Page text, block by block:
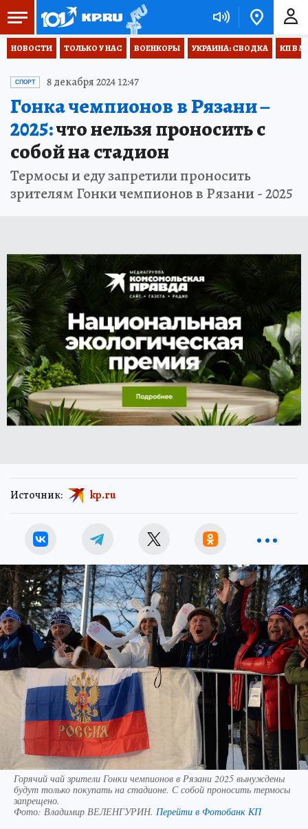
НОВОСТИ ТОЛЬКО У НАС ВОЕНКОРЫ УКРАИНА: СВОДКА КП В
СПОРТ 8 декабря 2024 12:47
Гонка чемпионов в Рязани –
2025:что нельзя проносить с
собой на стадион
Термосы и еду запретили проносить
зрителям Гонки чемпионов в Рязани - 2025
Источник: kp.ru
Горячий чай зрители Гонки чемпионов в Рязани 2025 вынуждены
будут только покупать на стадионе. С собой проносить термосы
запрещено.
Фото: Владимир ВЕЛЕНГУРИН. Перейти в Фотобанк КП